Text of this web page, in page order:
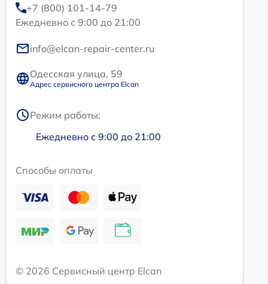
+7 (800) 101-14-79
Ежедневно с 9:00 до 21:00
info@elcan-repair-center.ru
Одесская улица, 59
Адрес сервисного центра Elcan
Режим работы:
Ежедневно с 9:00 до 21:00
Способы оплаты
© 2026 Сервисный центр Elcan